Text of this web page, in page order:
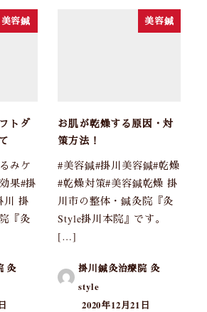
美容鍼
トダ
みケ
果#掛
川 掛
『灸
灸
美容鍼
お肌が乾燥する原因・対
策方法！
#美容鍼#掛川美容鍼#乾燥
#乾燥対策#美容鍼乾燥 掛
川市の整体・鍼灸院『灸
Style掛川本院』です。
[…]
掛川鍼灸治療院 灸
style
2020年12月21日